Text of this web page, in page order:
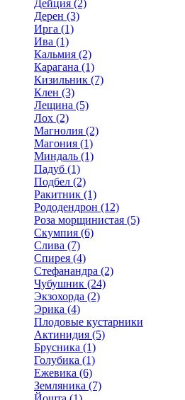
Дейция (2)
Дерен (3)
Ирга (1)
Ива (1)
Кальмия (2)
Карагана (1)
Кизильник (7)
Клен (3)
Лещина (5)
Лох (2)
Магнолия (2)
Магония (1)
Миндаль (1)
Падуб (1)
Подбел (2)
Ракитник (1)
Рододендрон (12)
Роза морщинистая (5)
Скумпия (6)
Слива (7)
Спирея (4)
Стефанандра (2)
Чубушник (24)
Экзохорда (2)
Эрика (4)
Плодовые кустарники
Актинидия (5)
Брусника (1)
Голубика (1)
Ежевика (6)
Земляника (7)